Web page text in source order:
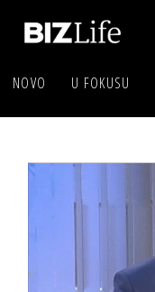
NOVO U FOKUSU